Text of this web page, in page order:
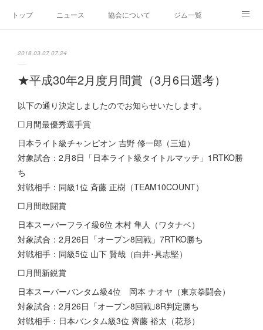
トップ ニュース 協会について ジム一覧
2018.03.07 07:24
★平成30年2月度月間賞（3月6日選考）
以下の通り決定しましたのでお知らせいたします。
☐月間最優秀選手賞
日本ライト級チャンピオン 吉野 修一郎（三迫）
対象試合：2月8日「日本ライト級タイトルマッチ」1RTKO勝
ち
対戦相手：同級1位 斉藤 正樹（TEAM10COUNT）
☐月間敢闘賞
日本スーパーフライ級6位 木村 隼人（ワタナベ）
対象試合：2月26日「オープン8回戦」7RTKO勝ち
対戦相手：同級5位 山下 賢哉（白井･具志堅）
☐月間新鋭賞
日本スーパーバンタム級4位 岡本 ナオヤ（東京拳闘会）
対象試合：2月26日「オープン8回戦｣8R判定勝ち
対戦相手：日本バンタム級3位 齊藤 裕太（花形）